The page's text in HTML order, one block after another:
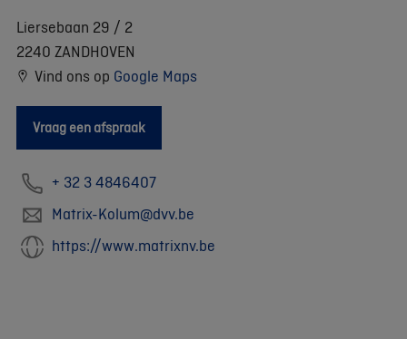
Liersebaan 29 / 2
2240 ZANDHOVEN
Vind ons op Google Maps
Vraag een afspraak
+ 32 3 4846407
Matrix-Kolum@dvv.be
https://www.matrixnv.be